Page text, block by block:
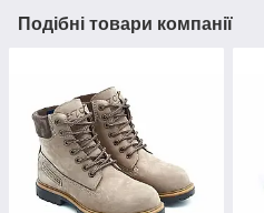
Подібні товари компанії